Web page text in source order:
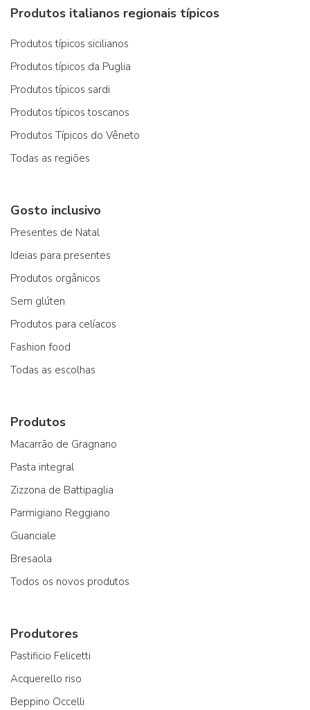
Produtos italianos regionais típicos
Produtos típicos sicilianos
Produtos típicos da Puglia
Produtos típicos sardi
Produtos típicos toscanos
Produtos Típicos do Vêneto
Todas as regiões
Gosto inclusivo
Presentes de Natal
Ideias para presentes
Produtos orgânicos
Sem glúten
Produtos para celíacos
Fashion food
Todas as escolhas
Produtos
Macarrão de Gragnano
Pasta integral
Zizzona de Battipaglia
Parmigiano Reggiano
Guanciale
Bresaola
Todos os novos produtos
Produtores
Pastificio Felicetti
Acquerello riso
Beppino Occelli